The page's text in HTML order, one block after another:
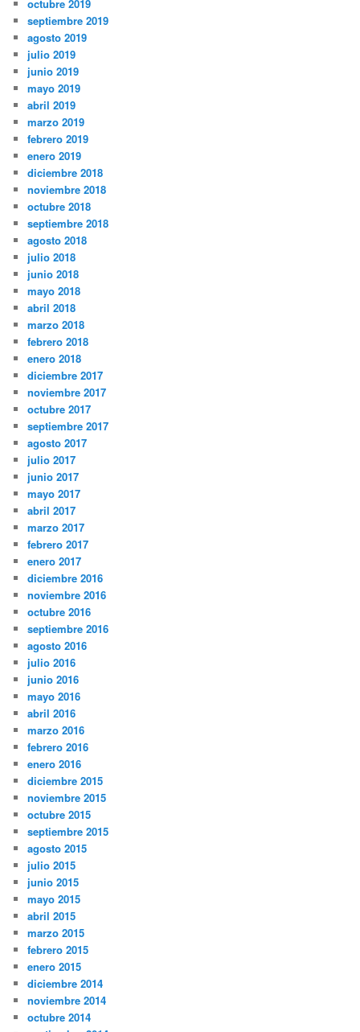
octubre 2019
septiembre 2019
agosto 2019
julio 2019
junio 2019
mayo 2019
abril 2019
marzo 2019
febrero 2019
enero 2019
diciembre 2018
noviembre 2018
octubre 2018
septiembre 2018
agosto 2018
julio 2018
junio 2018
mayo 2018
abril 2018
marzo 2018
febrero 2018
enero 2018
diciembre 2017
noviembre 2017
octubre 2017
septiembre 2017
agosto 2017
julio 2017
junio 2017
mayo 2017
abril 2017
marzo 2017
febrero 2017
enero 2017
diciembre 2016
noviembre 2016
octubre 2016
septiembre 2016
agosto 2016
julio 2016
junio 2016
mayo 2016
abril 2016
marzo 2016
febrero 2016
enero 2016
diciembre 2015
noviembre 2015
octubre 2015
septiembre 2015
agosto 2015
julio 2015
junio 2015
mayo 2015
abril 2015
marzo 2015
febrero 2015
enero 2015
diciembre 2014
noviembre 2014
octubre 2014